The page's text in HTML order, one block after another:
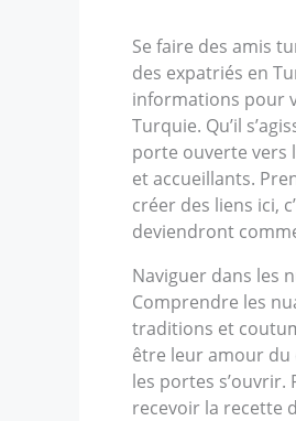
Se faire des amis
des expatriés en
informations pour
Turquie. Qu’il
porte ouverte vers
et accueillants.
créer des liens ici,
deviendront
Naviguer dans les
Comprendre les
traditions et
être leur amour du
les portes
recevoir la recette